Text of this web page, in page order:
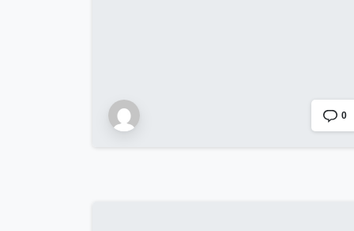
0